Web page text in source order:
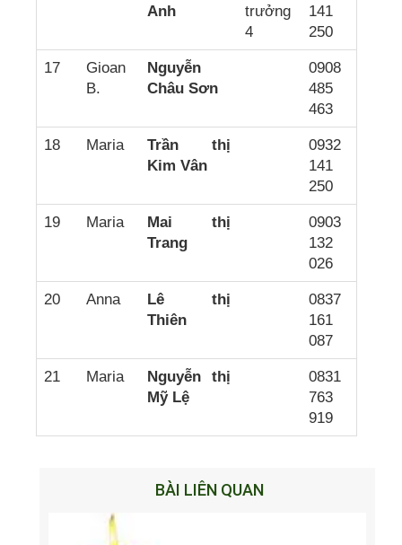
Anh
trưởng
4
141
250
17
Gioan
B.
Nguyễn
Châu Sơn
0908
485
463
18 Maria
Trần thị
Kim Vân
0932
141
250
19 Maria
Mai thị
Trang
0903
132
026
20 Anna
Lê thị
Thiên
0837
161
087
21 Maria
Nguyễn thị
Mỹ Lệ
0831
763
919
BÀI LIÊN QUAN